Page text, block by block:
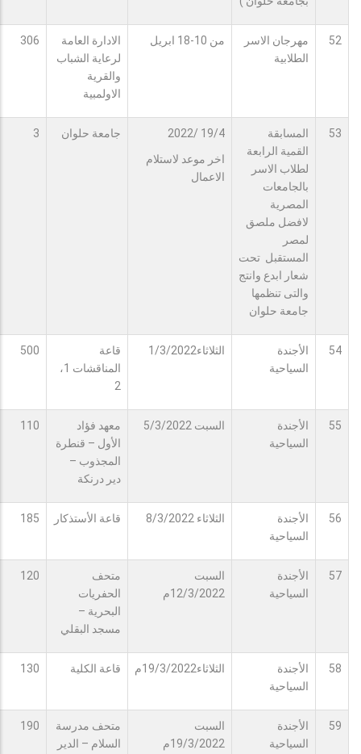
52
مهرجان الاسر
الطلابية
من 10-18 ابريل
الادارة العامة
لرعاية الشباب
والقرية
الاولمبية
306
53
المسابقة
القمية الرابعة
لطلاب الاسر
بالجامعات
المصرية
لافضل ملصق
لمصر
المستقبل تحت
شعار ابدع وانتج
والتى تنظمها
جامعة حلوان
19/4 /2022
اخر موعد لاستلام
الاعمال
جامعة حلوان 3
54
الأجندة
السياحية
الثلاثاء1/3/2022
قاعة
المناقشات 1،
2
500
55
الأجندة
السياحية
السبت 5/3/2022
معهد فؤاد
الأول – قنطرة
المجذوب –
دير درنكة
110
56
الأجندة
السياحية
الثلاثاء 8/3/2022 قاعة الأستذكار 185
57
الأجندة
السياحية
السبت
12/3/2022م
متحف
الحفريات
البحرية –
مسجد البقلي
120
58
الأجندة
السياحية
الثلاثاء19/3/2022م قاعة الكلية 130
59
الأجندة
السياحية
السبت
19/3/2022م
متحف مدرسة
السلام – الدير
190